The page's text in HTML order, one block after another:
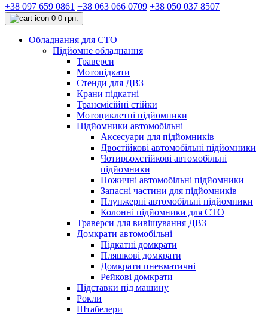
+38 097 659 0861 +38 063 066 0709 +38 050 037 8507
0 0 грн.
Обладнання для СТО
Підйомне обладнання
Траверси
Мотопідкати
Стенди для ДВЗ
Крани підкатні
Трансмісійні стійки
Мотоциклетні підйомники
Підйомники автомобільні
Аксесуари для підйомників
Двостійкові автомобільні підйомники
Чотирьохстійкові автомобільні
підйомники
Ножичні автомобільні підйомники
Запасні частини для підйомників
Плунжерні автомобільні підйомники
Колонні підйомники для СТО
Траверси для вивішування ДВЗ
Домкрати автомобільні
Підкатні домкрати
Пляшкові домкрати
Домкрати пневматичні
Рейкові домкрати
Підставки під машину
Рокли
Штабелери